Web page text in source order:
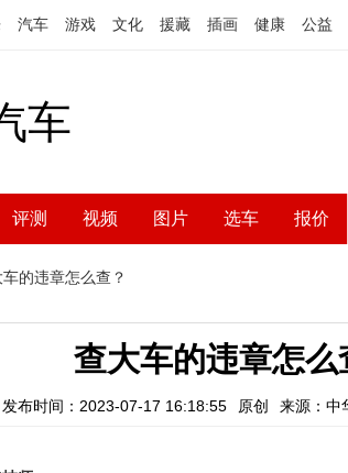
汽车 游戏 文化 援藏 插画 健康 公益
车
评测 视频 图片 选车 报价
的违章怎么查？
查大车的违章怎么
发布时间：2023-07-17 16:18:55 原创 来源：中